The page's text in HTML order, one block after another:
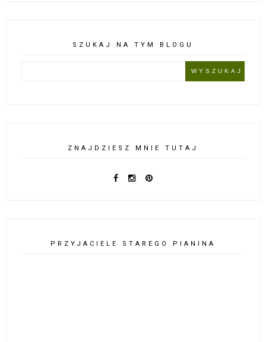
SZUKAJ NA TYM BLOGU
ZNAJDZIESZ MNIE TUTAJ
PRZYJACIELE STAREGO PIANINA